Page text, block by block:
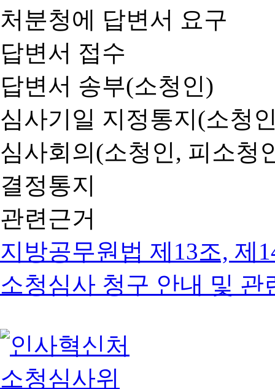
처분청에 답변서 요구
답변서 접수
답변서 송부(소청인)
심사기일 지정통지(소청
심사회의(소청인, 피소청
결정통지
관련근거
지방공무원법 제13조, 제
소청심사 청구 안내 및 관